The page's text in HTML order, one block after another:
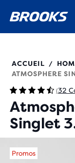
La toute nouvelle
Découvre la
Livraison standard
211539ACCUEIL /
ATMOSPHERE
(32
Singlet
Promos